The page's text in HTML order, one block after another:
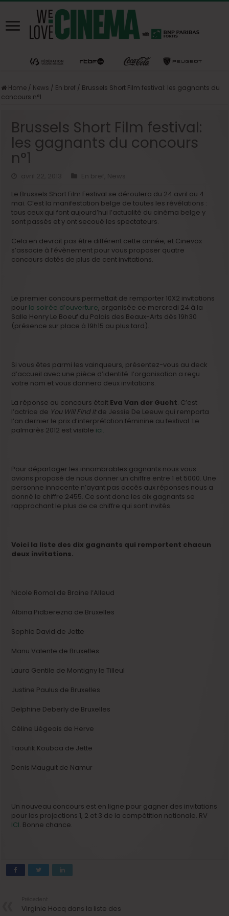
Home / News / En bref / Brussels Short Film festival: les gagnants du
concours n°1
Brussels Short Film festival:
les gagnants du concours
n°1
avril 22, 2013 En bref News
Le Brussels Short Film Festival se déroulera du 24 avril au 4
mai. C’est la manifestation belge de toutes les révélations :
tous ceux qui font aujourd’hui l’actualité du cinéma belge y
sont passés et y ont secoué les spectateurs.
Cela en devrait pas être différent cette année, et Cinevox
s’associe à l’évènement pour vous proposer quatre
concours dotés de plus de cent invitations.
Le premier concours permettait de remporter 10X2 invitations
pour la soirée d’ouverture, organisée ce mercredi 24 à la
Salle Henry Le Boeuf du Palais des Beaux-Arts dès 19h30
(présence sur place à 19h15 au plus tard).
Si vous êtes parmi les vainqueurs, présentez-vous au deck
d’accueil avec une pièce d’identité: l’organisation a reçu
votre nom et vous donnera deux invitations.
La réponse au concours était Eva Van der Gucht. C’est
l’actrice de You Will Find Itde Jessie De Leeuw qui remporta
l’an dernier le prix d’interprétation féminine au festival. Le
palmarès 2012 est visible ici.
Pour départager les innombrables gagnants nous vous
avions proposé de nous donner un chiffre entre 1 et 5000. Une
personne innocente n’ayant pas accès aux réponses nous a
donné le chiffre 2455. Ce sont donc les dix gagnants se
rapprochant le plus de ce chiffre qui sont invités.
Voici la liste des dix gagnants qui remportent chacun
deux invitations.
Nicole Romal de Braine l’Alleud
Albina Pidberezna de Bruxelles
Sophie David de Jette
Manu Valente de Bruxelles
Laura Gentile de Montigny le Tilleul
Justine Paulus de Bruxelles
Delphine Deberly de Bruxelles
Céline Liégeois de Herve
Taoufik Koubaa de Jette
Denis Mauguit de Namur
Un nouveau concours est en ligne pour gagner des invitations
pour les projections 1, 2 et 3 de la compétition nationale. RV
ICI. Bonne chance.
Virginie Hocq dans la liste des